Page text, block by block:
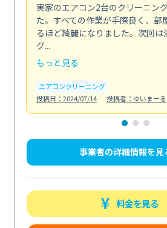
実家のエアコン2台のクリーニン
た。すべての作業が手際良く、部
るほど綺麗になりました。次回は
グ...
もっと見る
エアコンクリーニング
投稿日：2024/07/14
投稿者：ゆいまーる
事業者の詳細情報を見
料金を見る